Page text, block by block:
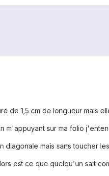
de 1,5 cm de longueur mais
m'appuyant sur ma folio
mais sans toucher
est ce que quelqu'un sait